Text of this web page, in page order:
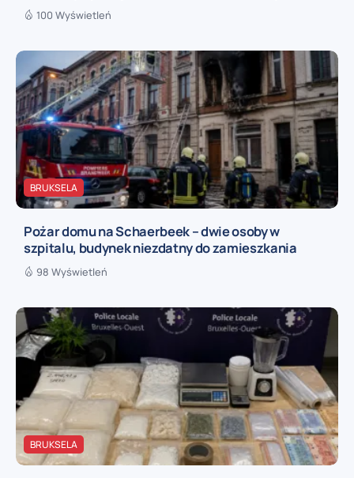
100 Wyświetleń
BRUKSELA
Pożar domu na Schaerbeek – dwie osoby w
szpitalu, budynek niezdatny do zamieszkania
98 Wyświetleń
BRUKSELA